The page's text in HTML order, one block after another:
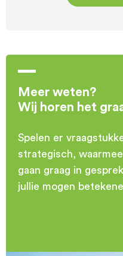
Meer weten?
Wij horen het
Spelen er
strategisch,
gaan graag in
jullie mogen